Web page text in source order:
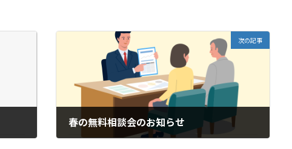
次の記事
春の無料相談会のお知らせ